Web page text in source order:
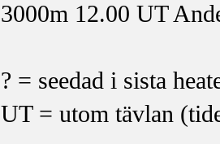
3000m 12.00 UT
? = seedad i sista
UT = utom tävlan